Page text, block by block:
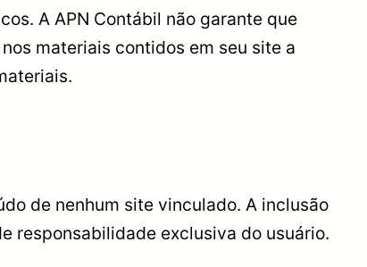
A APN Contábil não garante que
materiais contidos em seu site a
de nenhum site vinculado. A inclusão
responsabilidade exclusiva do usuário.